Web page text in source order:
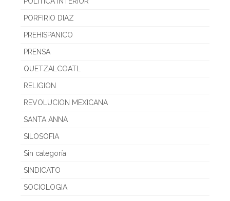
PORFIRIO DIAZ
PREHISPANICO
PRENSA
QUETZALCOATL
RELIGION
REVOLUCION MEXICANA
SANTA ANNA
SILOSOFIA
Sin categoría
SINDICATO
SOCIOLOGIA